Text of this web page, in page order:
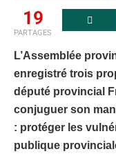
19
PARTAGES
L’Assemblée
enregistré trois
député provincial
conjuguer son
: protéger les
publique